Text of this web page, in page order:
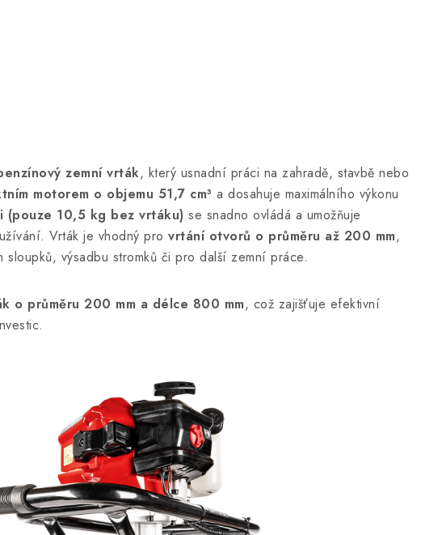
zemní vrták, který usnadní práci na zahradě, stavbě nebo
motorem o objemu 51,7 cm³ a dosahuje maximálního výkonu
(pouze 10,5 kg bez vrtáku) se snadno ovládá a umožňuje
Vrták je vhodný pro vrtání otvorů o průměru až 200 mm,
výsadbu stromků či pro další zemní práce.
o průměru 200 mm a délce 800 mm, což zajišťuje efektivní